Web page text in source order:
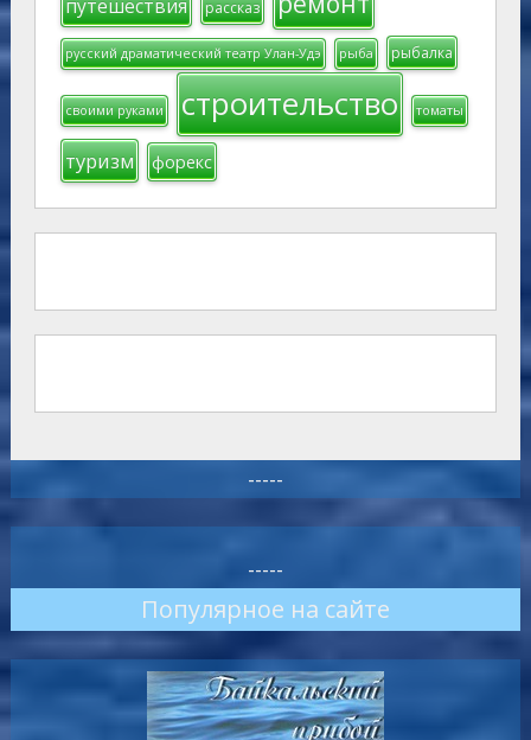
путешествия рассказ
русский драматический театр Улан-Удэ рыба рыбалка
своими руками строительство томаты
туризм форекс
-----
-----
Популярное на сайте